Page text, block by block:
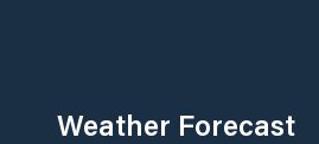
Weather Forecast